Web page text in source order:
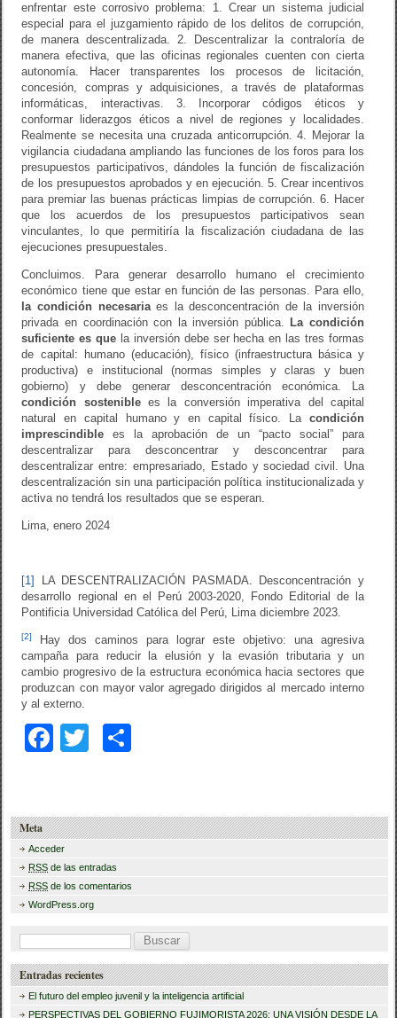
enfrentar este corrosivo problema: 1. Crear un sistema judicial
especial para el juzgamiento rápido de los delitos de corrupción,
de manera descentralizada. 2. Descentralizar la contraloría de
manera efectiva, que las oficinas regionales cuenten con cierta
autonomía. Hacer transparentes los procesos de licitación,
concesión, compras y adquisiciones, a través de plataformas
informáticas, interactivas. 3. Incorporar códigos éticos y
conformar liderazgos éticos a nivel de regiones y localidades.
Realmente se necesita una cruzada anticorrupción. 4. Mejorar la
vigilancia ciudadana ampliando las funciones de los foros para los
presupuestos participativos, dándoles la función de fiscalización
de los presupuestos aprobados y en ejecución. 5. Crear incentivos
para premiar las buenas prácticas limpias de corrupción. 6. Hacer
que los acuerdos de los presupuestos participativos sean
vinculantes, lo que permitiría la fiscalización ciudadana de las
ejecuciones presupuestales.
Concluimos. Para generar desarrollo humano el crecimiento
económico tiene que estar en función de las personas. Para ello,
lacondición necesariaes la desconcentración de la inversión
privada en coordinación con la inversión pública. La condición
suficiente es que la inversión debe ser hecha en las tres formas
de capital: humano (educación), físico (infraestructura básica y
productiva) e institucional (normas simples y claras y buen
gobierno) y debe generar desconcentración económica. La
condición sosteniblees la conversión imperativa del capital
natural en capital humano y en capital físico. La condición
imprescindible es la aprobación de un “pacto social” para
descentralizar para desconcentrar y desconcentrar para
descentralizar entre: empresariado, Estado y sociedad civil. Una
descentralización sin una participación política institucionalizada y
activa no tendrá los resultados que se esperan.
Lima, enero 2024
[1]
LA DESCENTRALIZACIÓN PASMADA. Desconcentración y
desarrollo regional en el Perú 2003-2020, Fondo Editorial de la
Pontificia Universidad Católica del Perú, Lima diciembre 2023.
[2]
Hay dos caminos para lograr este objetivo: una agresiva
campaña para reducir la elusión y la evasión tributaria y un
cambio progresivo de la estructura económica hacia sectores que
produzcan con mayor valor agregado dirigidos al mercado interno
y al externo.
F
e
b
o
o
k
er p
tir
Meta
Acceder
RSS de las entradas
RSS de los comentarios
WordPress.org
B
u
s
c
Entradas recientes
El futuro del empleo juvenil y la inteligencia artificial
PERSPECTIVAS DEL GOBIERNO FUJIMORISTA 2026: UNA VISIÓN DESDE LA